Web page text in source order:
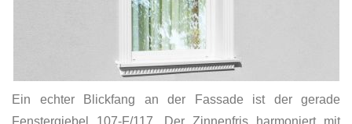
Ein echter Blickfang an der Fassade ist der gerade
Fenstergiebel 107-F/117. Der Zinnenfris harmoniert mit